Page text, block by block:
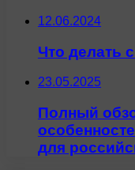
12.06.2024
Что делать
23.05.2025
Полный
для